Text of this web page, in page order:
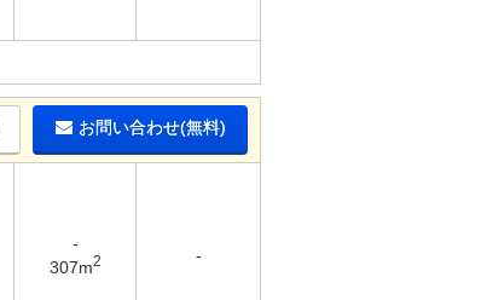
お問い合わせ(無料)
-
307m2 -